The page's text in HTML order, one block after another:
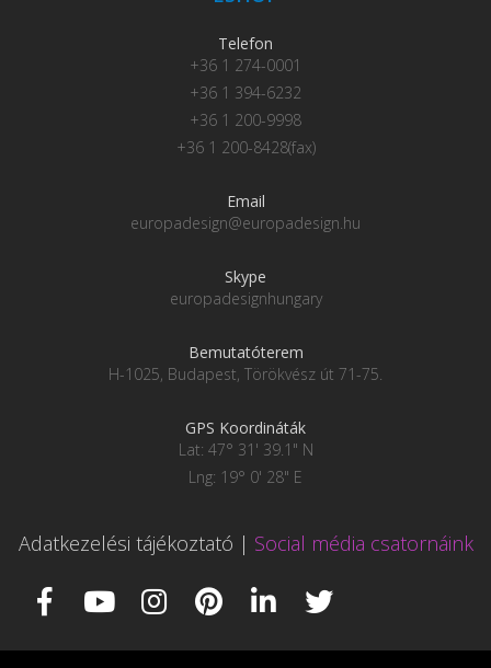
Telefon
+36 1 274-0001
+36 1 394-6232
+36 1 200-9998
+36 1 200-8428(fax)
Email
europadesign@europadesign.hu
Skype
europadesignhungary
Bemutatóterem
H-1025, Budapest, Törökvész út 71-75.
GPS Koordináták
Lat: 47° 31' 39.1" N
Lng: 19° 0' 28" E
Adatkezelési tájékoztató | Social média csatornáink